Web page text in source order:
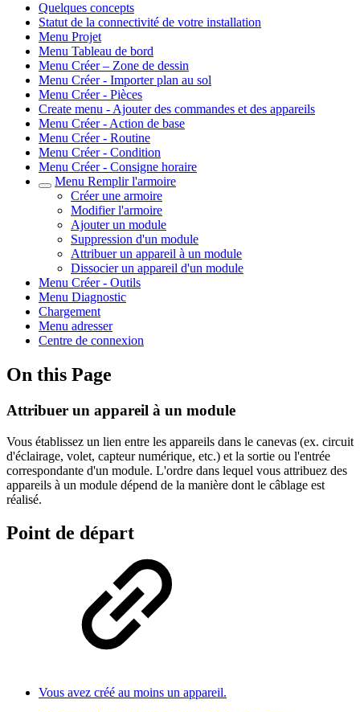
Quelques concepts
Statut de la connectivité de votre installation
Menu Projet
Menu Tableau de bord
Menu Créer – Zone de dessin
Menu Créer - Importer plan au sol
Menu Créer - Pièces
Create menu - Ajouter des commandes et des appareils
Menu Créer - Action de base
Menu Créer - Routine
Menu Créer - Condition
Menu Créer - Consigne horaire
Menu Remplir l'armoire
Créer une armoire
Modifier l'armoire
Ajouter un module
Suppression d'un module
Attribuer un appareil à un module
Dissocier un appareil d'un module
Menu Créer - Outils
Menu Diagnostic
Chargement
Menu adresser
Centre de connexion
On this Page
Attribuer un appareil à un module
Vous établissez un lien entre les appareils dans le canevas (ex. circuit
d'éclairage, volet, capteur numérique, etc.) et la sortie ou l'entrée
correspondante d'un module. L'ordre dans lequel vous attribuez des
appareils à un module dépend de la manière dont le câblage est
réalisé.
Point de départ
Vous avez créé au moins un appareil.